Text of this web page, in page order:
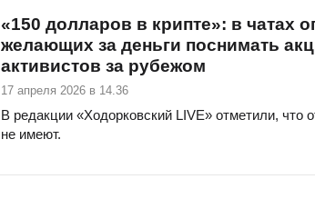
«150 долларов в крипте»: в чатах
желающих за деньги поснимать
активистов за рубежом
17 апреля 2026 в 14.36
В редакции «Ходорковский LIVE» отметили, что
не имеют.